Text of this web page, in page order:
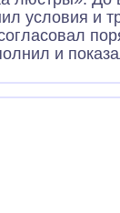
условия и
и